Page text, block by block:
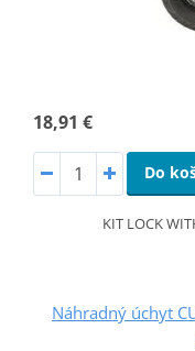
18,91 €
Do
KIT LOCK
Náhradný úchyt